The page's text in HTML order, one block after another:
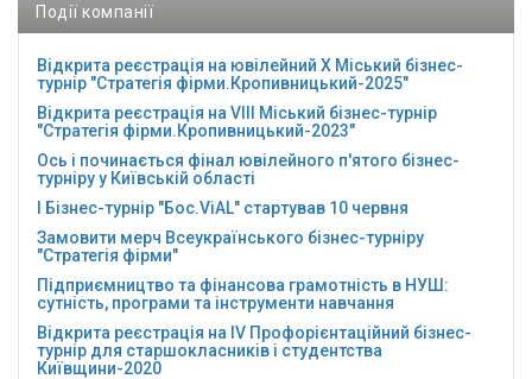
Події компанії
Відкрита реєстрація на ювілейний Х Міський бізнес-
турнір "Стратегія фірми.Кропивницький-2025"
Відкрита реєстрація на VІІІ Міський бізнес-турнір
"Стратегія фірми.Кропивницький-2023"
Ось і починається фінал ювілейного п'ятого бізнес-
турніру у Київській області
І Бізнес-турнір "Бос.ViAL" стартував 10 червня
Замовити мерч Всеукраїнського бізнес-турніру
"Стратегія фірми"
Підприємництво та фінансова грамотність в НУШ:
сутність, програми та інструменти навчання
Відкрита реєстрація на ІV Профорієнтаційний бізнес-
турнір для старшокласників і студентства
Київщини-2020